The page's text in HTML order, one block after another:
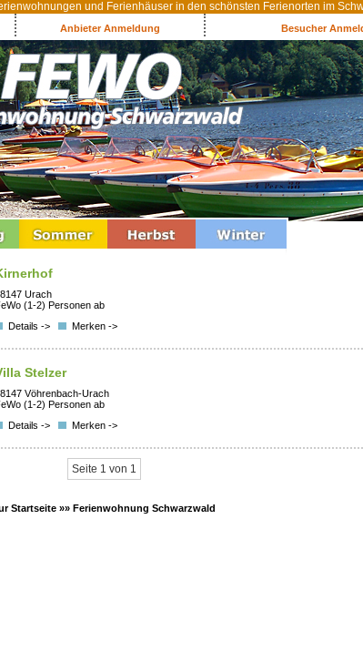
und Ferienhäuser in den schönsten Ferienorten im
Anbieter Anmeldung Besucher
Urach
(1-2) Personen ab
Details ->
Merken ->
Stelzer
Vöhrenbach-Urach
(1-2) Personen ab
Details ->
Merken ->
Seite 1 von 1
Startseite »» Ferienwohnung Schwarzwald